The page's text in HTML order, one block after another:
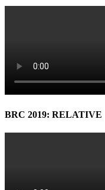
BRC 2019: RELATIVE